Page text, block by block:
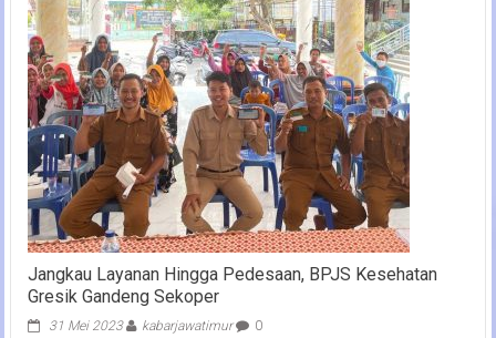
Jangkau Layanan Hingga Pedesaan, BPJS Kesehatan
Gresik Gandeng Sekoper
31 Mei 2023 kabarjawatimur 0